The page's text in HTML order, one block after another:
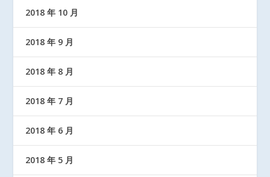
2018 年 10 月
2018 年 9 月
2018 年 8 月
2018 年 7 月
2018 年 6 月
2018 年 5 月